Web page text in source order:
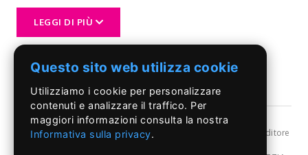
LEGGI DI PIÙ
©Il Pontino- Reg, Trib. Roma n.399/86 - Angelo Capriotti Editore
Questo sito web utilizza cookie
Utilizziamo i cookie per personalizzare
contenuti e analizzare il traffico. Per
maggiori informazioni consulta la nostra
Informativa sulla privacy.